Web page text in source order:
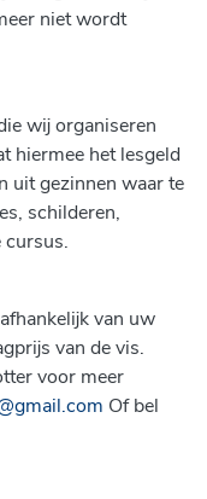
niet wordt
wij organiseren
hiermee het lesgeld
uit gezinnen waar te
schilderen,
cursus.
van uw
van de vis.
voor meer
Of bel